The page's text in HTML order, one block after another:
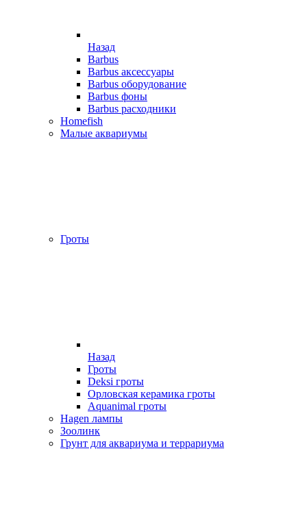
Назад
Barbus
Barbus аксессуары
Barbus оборудование
Barbus фоны
Barbus расходники
Homefish
Малые аквариумы
Гроты
Назад
Гроты
Deksi гроты
Орловская керамика гроты
Aquanimal гроты
Hagen лампы
Зоолинк
Грунт для аквариума и террариума